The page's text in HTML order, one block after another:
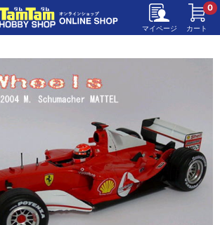
マイページ カート
0